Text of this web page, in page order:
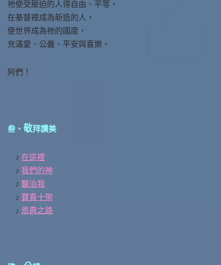
祂使受壓迫的人得自由、平等，
在基督裡成為新造的人，
使世界成為祂的國度，
充滿愛、公義、平安與喜樂。
阿們！
叁、 敬拜讚美
♪ 在這裡
♪ 我們的神
♪ 醫治我
♪ 寶貴十架
♪ 恩典之路